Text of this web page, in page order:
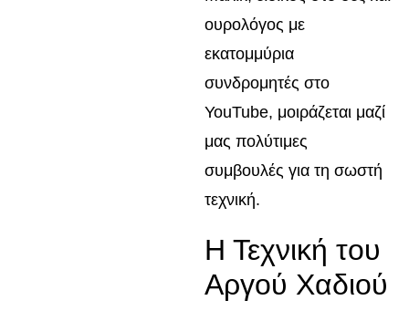
ουρολόγος με
εκατομμύρια
συνδρομητές στο
YouTube, μοιράζεται μαζί
μας πολύτιμες
συμβουλές για τη σωστή
τεχνική.
Η Τεχνική του
Αργού Χαδιού